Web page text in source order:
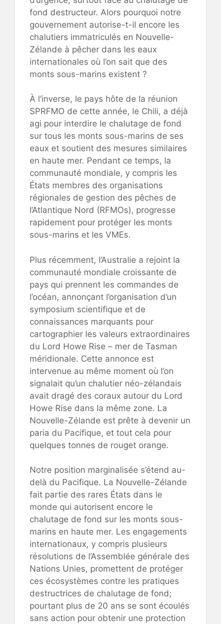
fond destructeur. Alors pourquoi notre
gouvernement autorise-t-il encore les
chalutiers immatriculés en Nouvelle-
Zélande à pêcher dans les eaux
internationales où l’on sait que des
monts sous-marins existent ?
À l’inverse, le pays hôte de la réunion
SPRFMO de cette année, le Chili, a déjà
agi pour interdire le chalutage de fond
sur tous les monts sous-marins de ses
eaux et soutient des mesures similaires
en haute mer. Pendant ce temps, la
communauté mondiale, y compris les
États membres des organisations
régionales de gestion des pêches de
l’Atlantique Nord (RFMOs), progresse
rapidement pour protéger les monts
sous-marins et les VMEs.
Plus récemment, l’Australie a rejoint la
communauté mondiale croissante de
pays qui prennent les commandes de
l’océan, annonçant l’organisation d’un
symposium scientifique et de
connaissances marquants pour
cartographier les valeurs extraordinaires
du Lord Howe Rise – mer de Tasman
méridionale. Cette annonce est
intervenue au même moment où l’on
signalait qu’un chalutier néo-zélandais
avait dragé des coraux autour du Lord
Howe Rise dans la même zone. La
Nouvelle-Zélande est prête à devenir un
paria du Pacifique, et tout cela pour
quelques tonnes de rouget orange.
Notre position marginalisée s’étend au-
delà du Pacifique. La Nouvelle-Zélande
fait partie des rares États dans le
monde qui autorisent encore le
chalutage de fond sur les monts sous-
marins en haute mer. Les engagements
internationaux, y compris plusieurs
résolutions de l’Assemblée générale des
Nations Unies, promettent de protéger
ces écosystèmes contre les pratiques
destructrices de chalutage de fond;
pourtant plus de 20 ans se sont écoulés
sans action pour obtenir une protection